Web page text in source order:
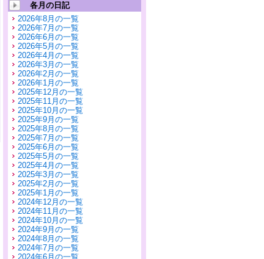
各月の日記
2026年8月の一覧
2026年7月の一覧
2026年6月の一覧
2026年5月の一覧
2026年4月の一覧
2026年3月の一覧
2026年2月の一覧
2026年1月の一覧
2025年12月の一覧
2025年11月の一覧
2025年10月の一覧
2025年9月の一覧
2025年8月の一覧
2025年7月の一覧
2025年6月の一覧
2025年5月の一覧
2025年4月の一覧
2025年3月の一覧
2025年2月の一覧
2025年1月の一覧
2024年12月の一覧
2024年11月の一覧
2024年10月の一覧
2024年9月の一覧
2024年8月の一覧
2024年7月の一覧
2024年6月の一覧